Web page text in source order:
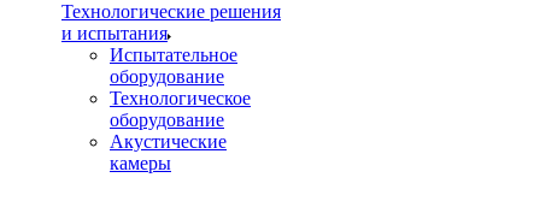
Технологические решения
и испытания
Испытательное
оборудование
Технологическое
оборудование
Акустические
камеры